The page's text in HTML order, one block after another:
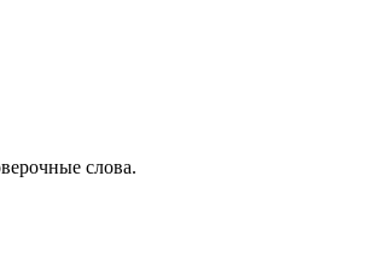
слова.